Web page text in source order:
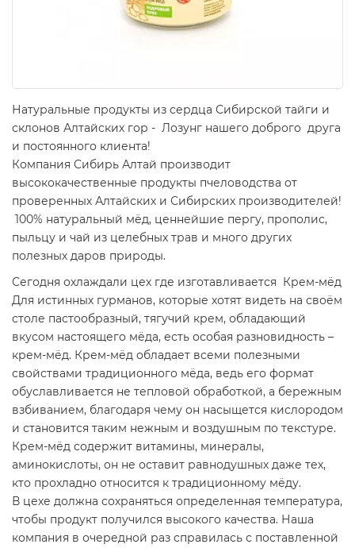
Натуральные продукты из сердца Сибирской тайги и
склонов Алтайских гор - Лозунг нашего доброго друга
и постоянного клиента!
Компания Сибирь Алтай производит
высококачественные продукты пчеловодства от
проверенных Алтайских и Сибирских производителей!
100% натуральный мёд, ценнейшие пергу, прополис,
пыльцу и чай из целебных трав и много других
полезных даров природы.
Сегодня охлаждали цех где изготавливается Крем-мёд
Для истинных гурманов, которые хотят видеть на своём
столе пастообразный, тягучий крем, обладающий
вкусом настоящего мёда, есть особая разновидность –
крем-мёд. Крем-мёд обладает всеми полезными
свойствами традиционного мёда, ведь его формат
обуславливается не тепловой обработкой, а бережным
взбиванием, благодаря чему он насыщется кислородом
и становится таким нежным и воздушным по текстуре.
Крем-мёд содержит витамины, минералы,
аминокислоты, он не оставит равнодушных даже тех,
кто прохладно относится к традиционному мёду.
В цехе должна сохраняться определенная температура,
чтобы продукт получился высокого качества. Наша
компания в очередной раз справилась с поставленной